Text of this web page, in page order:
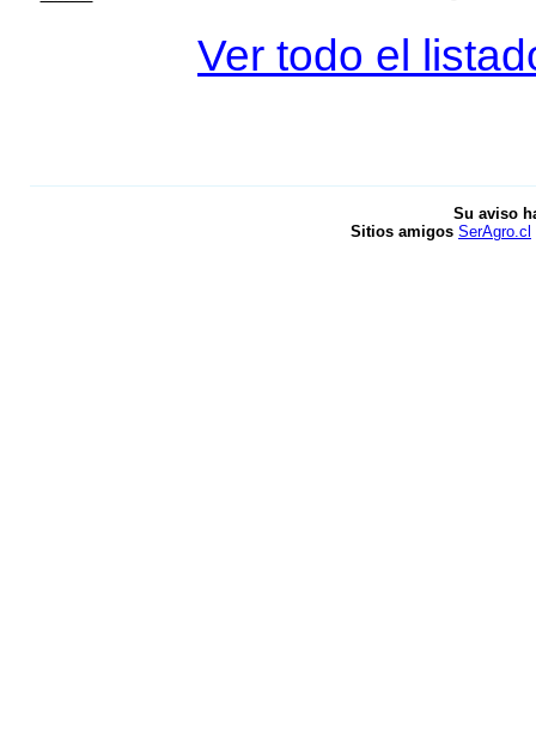
Ver todo el
Su aviso
Sitios amigos SerAgro.cl